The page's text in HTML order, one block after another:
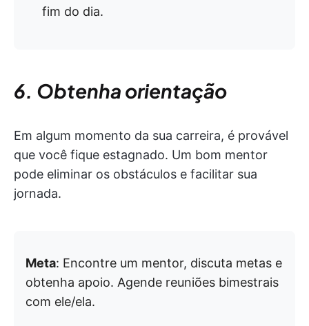
fim do dia.
6. Obtenha orientação
Em algum momento da sua carreira, é provável
que você fique estagnado. Um bom mentor
pode eliminar os obstáculos e facilitar sua
jornada.
Meta: Encontre um mentor, discuta metas e
obtenha apoio. Agende reuniões bimestrais
com ele/ela.